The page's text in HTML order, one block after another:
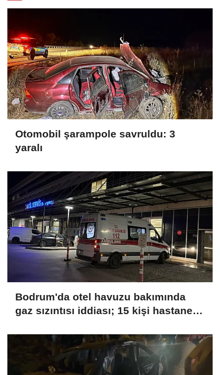
Otomobil şarampole savruldu: 3
yaralı
Bodrum'da otel havuzu bakımında
gaz sızıntısı iddiası; 15 kişi hastaneye